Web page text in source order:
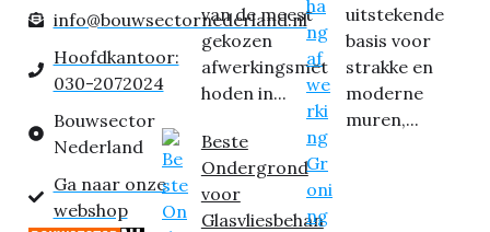
info@bouwsectornederland.nl
Hoofdkantoor:
030-2072024
Bouwsector
Nederland
Ga naar onze
webshop
van de meest
gekozen
afwerkingsmet
hoden in...
Beste
Ondergrond
voor
Glasvliesbehan
uitstekende
basis voor
strakke en
moderne
muren,...